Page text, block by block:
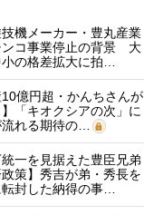
機メーカー・豊丸産業
ンコ事業停止の背景 大
の格差拡大に拍…
10億円超・かんちさんが
「キオクシアの次」に
れる期待の…
統一を見据えた豊臣兄弟
策】秀吉が弟・秀長を
封した納得の事…